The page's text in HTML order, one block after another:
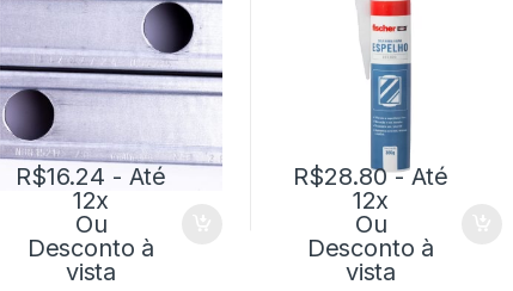
R$16.24 - Até
12x
Ou
Desconto à
vista
R$28.80- Até
12x
Ou
Desconto à
vista